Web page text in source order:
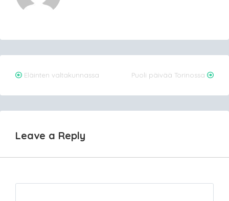
Post
navigation
Eläinten valtakunnassa Puoli päivää Torinossa
Leave a Reply